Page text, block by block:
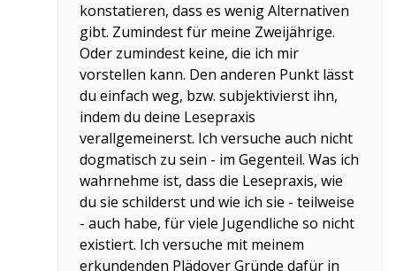
konstatieren, dass es wenig Alternativen
gibt. Zumindest für meine Zweijährige.
Oder zumindest keine, die ich mir
vorstellen kann. Den anderen Punkt lässt
du einfach weg, bzw. subjektivierst ihn,
indem du deine Lesepraxis
verallgemeinerst. Ich versuche auch nicht
dogmatisch zu sein - im Gegenteil. Was ich
wahrnehme ist, dass die Lesepraxis, wie
du sie schilderst und wie ich sie - teilweise
- auch habe, für viele Jugendliche so nicht
existiert. Ich versuche mit meinem
erkundenden Plädoyer Gründe dafür in